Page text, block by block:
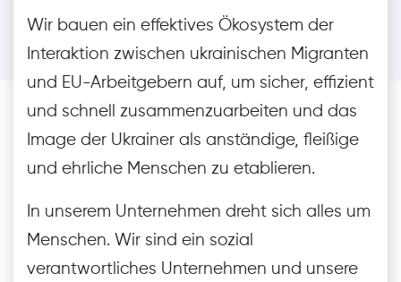
Wir bauen ein effektives Ökosystem der
Interaktion zwischen ukrainischen Migranten
und EU-Arbeitgebern auf, um sicher, effizient
und schnell zusammenzuarbeiten und das
Image der Ukrainer als anständige, fleißige
und ehrliche Menschen zu etablieren.
In unserem Unternehmen dreht sich alles um
Menschen. Wir sind ein sozial
verantwortliches Unternehmen und unsere